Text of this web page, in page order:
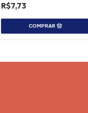
R$7,73